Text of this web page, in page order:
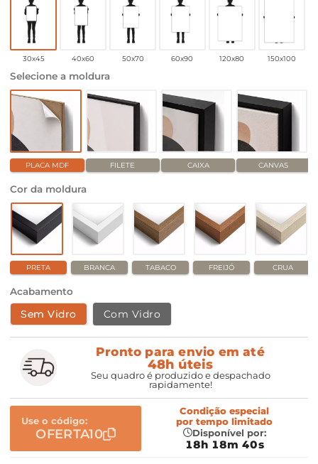
30x45 40x60 50x70 60x90 120x80 150x100
Selecione a moldura
PLACA MDF FILETE CAIXA CANVAS
Cor da moldura
PRETA BRANCA TABACO FREIJÓ CRUA
Acabamento
Sem Vidro Com Vidro
Pronto para envio em até
48h úteis
Seu quadro é produzido e despachado
rapidamente!
Use o código:
OFERTA10
Condição especial
por tempo limitado
Disponível por:
18h 18m 39s